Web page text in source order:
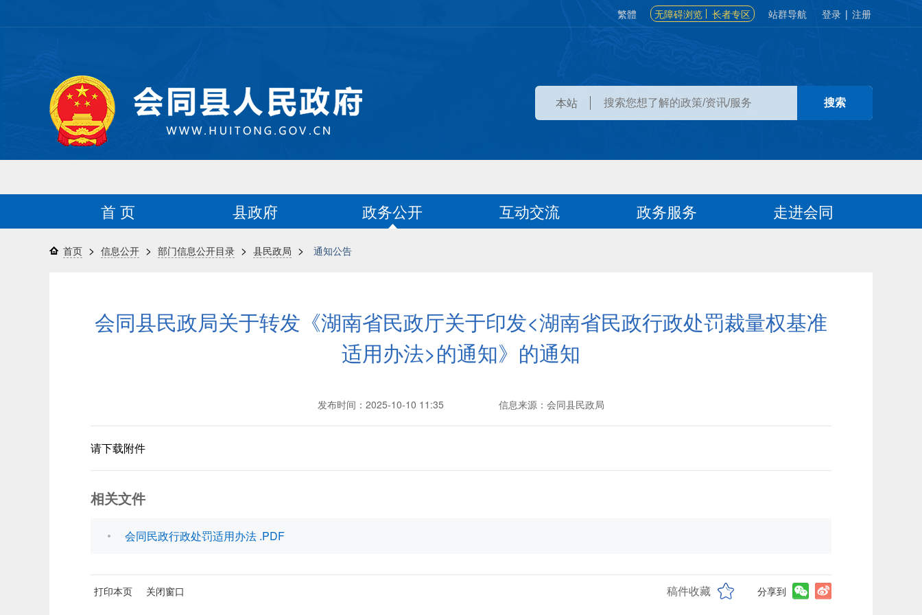
繁體 无障碍浏览 长者专区 站群导航 登录 | 注册
本站
首 页 县政府 政务公开 互动交流 政务服务 走进会同
首页 > 信息公开 > 部门信息公开目录 > 县民政局 > 通知公告
会同县民政局关于转发《湖南省民政厅关于印发<湖南省民政行政处罚裁量权基准
适用办法>的通知》的通知
发布时间：2025-10-10 11:35 信息来源：会同县民政局
请下载附件
相关文件
会同民政行政处罚适用办法 .PDF
打印本页 关闭窗口 稿件收藏 分享到